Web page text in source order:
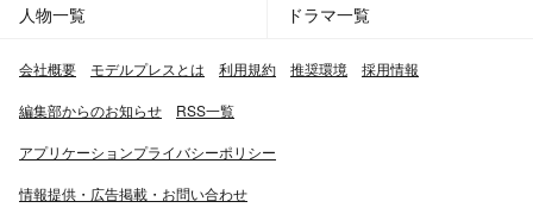
人物一覧 ドラマ一覧
会社概要 モデルプレスとは 利用規約 推奨環境 採用情報
編集部からのお知らせ RSS一覧
アプリケーションプライバシーポリシー
情報提供・広告掲載・お問い合わせ